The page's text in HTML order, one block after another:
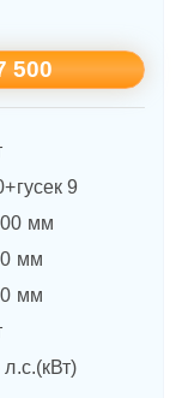
500
9
мм
мм
мм
л.с.(кВт)